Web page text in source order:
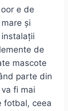
e de
și
de
mascote
parte din
fi mai
fotbal, ceea